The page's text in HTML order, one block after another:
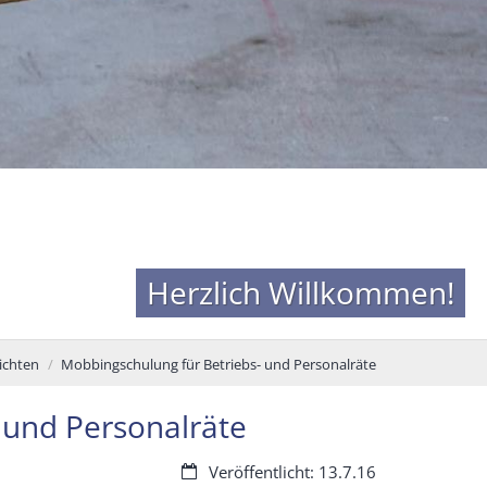
Herzlich Willkommen!
Mobbingschulung für Betriebs- und Personalräte
Personalräte
Datum:Veröffentlicht: 13.7.16